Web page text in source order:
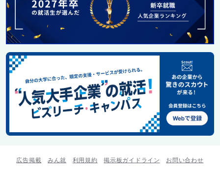
広告掲載 みん就 利用規約 掲示板ガイドライン お問い合わせ